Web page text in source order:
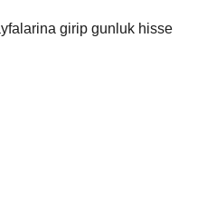
girip gunluk hisse